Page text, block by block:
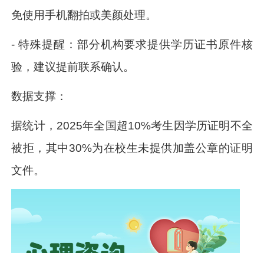
免使用手机翻拍或美颜处理。
- 特殊提醒：部分机构要求提供学历证书原件核
验，建议提前联系确认。
数据支撑：
据统计，2025年全国超10%考生因学历证明不全
被拒，其中30%为在校生未提供加盖公章的证明
文件。